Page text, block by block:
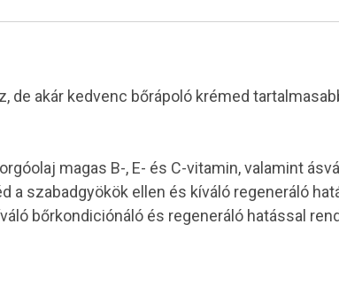
akár kedvenc bőrápoló krémed
magas B-, E- és C-vitamin, valamint
szabadgyökök ellen és kíváló regeneráló
bőrkondiciónáló és regeneráló hatással